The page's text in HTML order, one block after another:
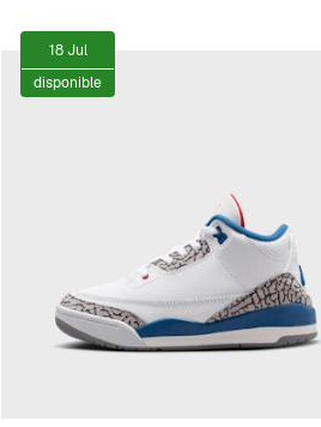
18 Jul
disponible